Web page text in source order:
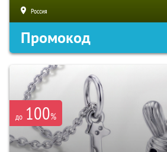
Россия
Промокод
до 100%